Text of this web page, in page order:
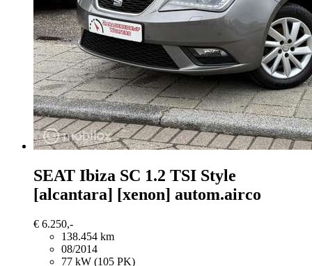
SEAT Ibiza SC 1.2 TSI Style
[alcantara] [xenon] autom.airco
€ 6.250,-
138.454 km
08/2014
77 kW (105 PK)